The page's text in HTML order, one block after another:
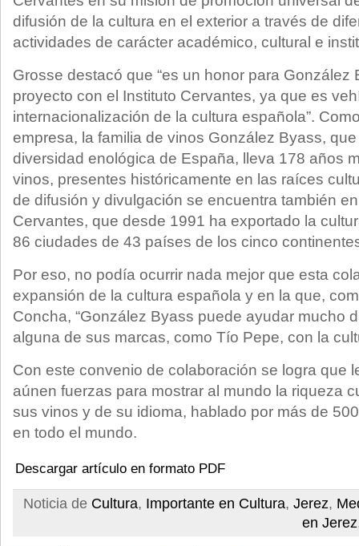
difusión de la cultura en el exterior a través de
actividades de carácter académico, cultural e
Grosse destacó que “es un honor para González
proyecto con el Instituto Cervantes, ya que es
internacionalización de la cultura española”.
empresa, la familia de vinos González Byass,
diversidad enológica de España, lleva 178 años
vinos, presentes históricamente en las raíces
de difusión y divulgación se encuentra también
Cervantes, que desde 1991 ha exportado la
86 ciudades de 43 países de los cinco
Por eso, no podía ocurrir nada mejor que esta
expansión de la cultura española y en la que,
Concha, “González Byass puede ayudar mucho
alguna de sus marcas, como Tío Pepe, con la
Con este convenio de colaboración se logra que
aúnen fuerzas para mostrar al mundo la riqueza
sus vinos y de su idioma, hablado por más de
en todo el mundo.
Descargar artículo en formato PDF
Noticia de Cultura, Importante en Cultura, Jerez,
en Jerez